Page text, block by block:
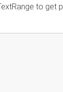
to get